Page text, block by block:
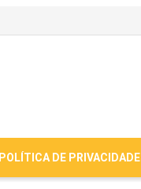
POLÍTICA DE PRIVACIDADE